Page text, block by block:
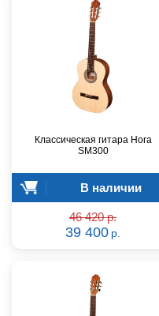
Классическая гитара Hora
SM300
В наличии
46 420 р.
39 400 р.